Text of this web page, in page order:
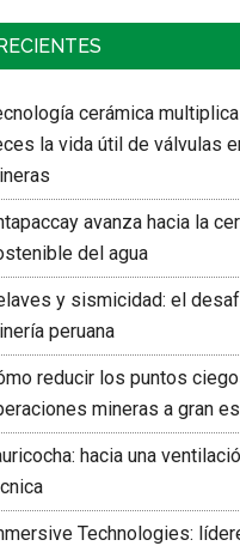
RECIENTES
cerámica
la vida útil de válvulas
avanza hacia la
del agua
y sismicidad: el
peruana
reducir los puntos
mineras a gran
hacia una
Technologies: